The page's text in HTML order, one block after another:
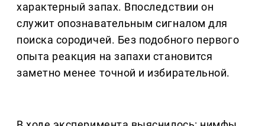
характерный запах. Впоследствии он
служит опознавательным сигналом для
поиска сородичей. Без подобного первого
опыта реакция на запахи становится
заметно менее точной и избирательной.